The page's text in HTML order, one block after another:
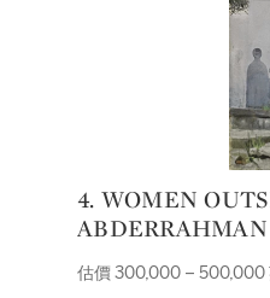
4. WOMEN OUTSIDE THE SIDI
估價 300,000 – 500,000